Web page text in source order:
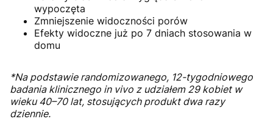
wypoczęta
Zmniejszenie widoczności porów
Efekty widoczne już po 7 dniach stosowania w
domu
*Na podstawie randomizowanego, 12-tygodniowego
badania klinicznego in vivo z udziałem 29 kobiet w
wieku 40–70 lat, stosujących produkt dwa razy
dziennie.